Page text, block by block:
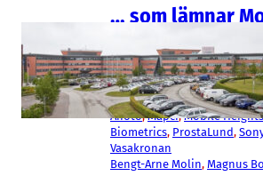
… som lämnar
IT/Hårdvara IT/Mjukvara
Telekom
Anoto, Mapci, Mobile
Biometrics, ProstaLund,
Vasakronan
Bengt-Arne Molin, Magnus